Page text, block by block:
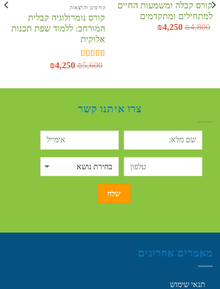
הוסף
קורס קבלה ומשמעות החיים
למתחילים ומתקדמים
₪4,800
המחיר
המקורי
₪4,250
הוסף
קורסים והרצאות
קורס נומרולוגיה קבלית
המורחב: ללמוד שפת תכנות
אלוקית
דורג5.00
₪5,600
המחיר
המקורי
₪4,250
צרו איתנו קשר
מאמרים אחרונים
תנאי שימוש